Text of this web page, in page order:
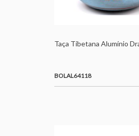
Taça Tibetana Alumínio
BOLAL64118